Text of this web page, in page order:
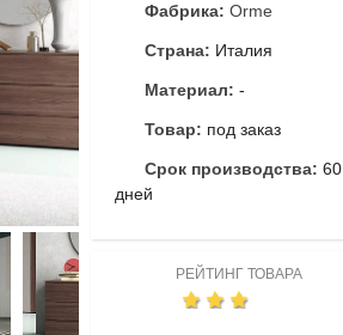
Фабрика: Orme
Страна: Италия
Материал: -
Товар: под заказ
Срок производства: 60
дней
РЕЙТИНГ ТОВАРА